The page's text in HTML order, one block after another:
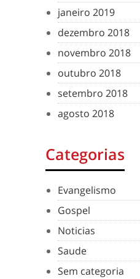
janeiro 2019
dezembro 2018
novembro 2018
outubro 2018
setembro 2018
agosto 2018
Categorias
Evangelismo
Gospel
Noticias
Saude
Sem categoria